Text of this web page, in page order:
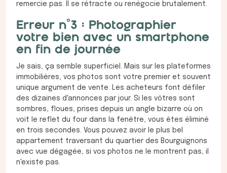
remercie pas. Il se rétracte ou renégocie brutalement.
Erreur n°3 : Photographier
votre bien avec un smartphone
en fin de journée
Je sais, ça semble superficiel. Mais sur les plateformes
immobilières, vos photos sont votre premier et souvent
unique argument de vente. Les acheteurs font défiler
des dizaines d'annonces par jour. Si les vôtres sont
sombres, floues, prises depuis un angle bizarre où on
voit le reflet du four dans la fenêtre, vous êtes éliminé
en trois secondes. Vous pouvez avoir le plus bel
appartement traversant du quartier des Bourguignons
avec vue dégagée, si vos photos ne le montrent pas, il
n'existe pas.